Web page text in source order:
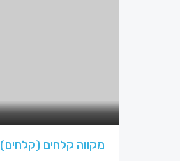
מקווה קלחים (קלחים)